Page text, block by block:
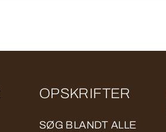
OPSKRIFTER
SØG BLANDT ALLE